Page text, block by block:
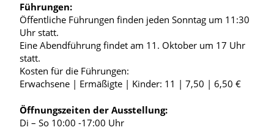
Führungen:
Öffentliche Führungen finden jeden Sonntag um 11:30
Uhr statt.
Eine Abendführung findet am 11. Oktober um 17 Uhr
statt.
Kosten für die Führungen:
Erwachsene | Ermäßigte | Kinder: 11 | 7,50 | 6,50 €
Öffnungszeiten der Ausstellung:
Di – So 10:00 -17:00 Uhr